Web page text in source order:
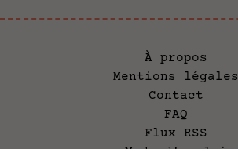
À propos
Mentions légales
Contact
FAQ
Flux RSS